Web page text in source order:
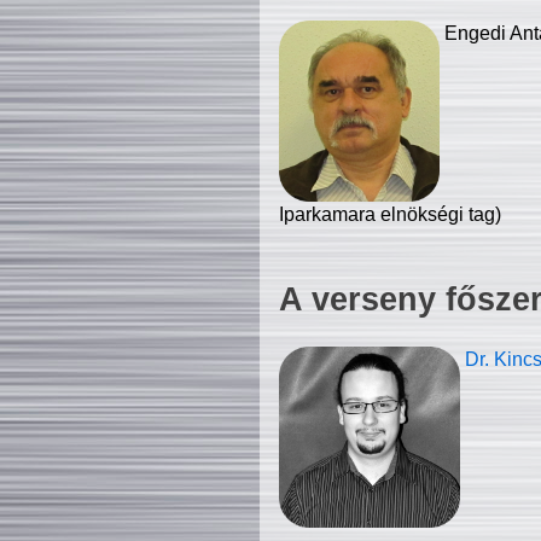
Engedi
Iparkamara elnökségi tag)
A verseny
Dr.